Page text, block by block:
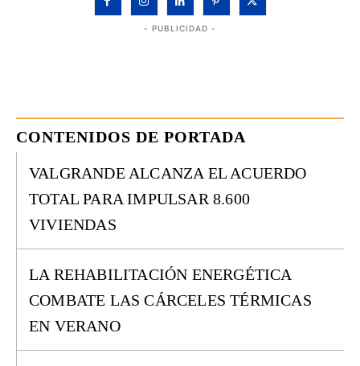
- PUBLICIDAD -
CONTENIDOS DE PORTADA
VALGRANDE ALCANZA EL ACUERDO
TOTAL PARA IMPULSAR 8.600
VIVIENDAS
LA REHABILITACIÓN ENERGÉTICA
COMBATE LAS CÁRCELES TÉRMICAS
EN VERANO